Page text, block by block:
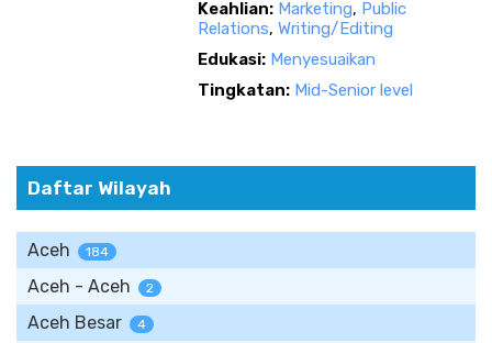
Keahlian: Marketing, Public
Relations, Writing/Editing
Edukasi: Menyesuaikan
Tingkatan: Mid-Senior level
Daftar Wilayah
Aceh 184
Aceh - Aceh 2
Aceh Besar 4